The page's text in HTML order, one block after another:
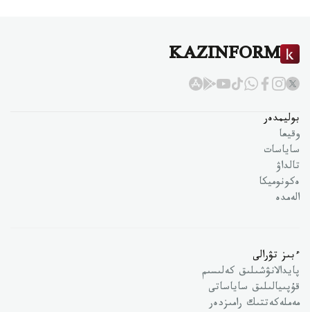
KAZINFORM
بوليمدەر
وقيعا
ساياسات
تالداۋ
ەكونوميكا
الەمدە
ءبىز تۋرالى
پايدالانۋشىلىق كەلىسىم
قۇپىيالىلىق ساياساتى
مەملەكەتتىك رامىزدەر